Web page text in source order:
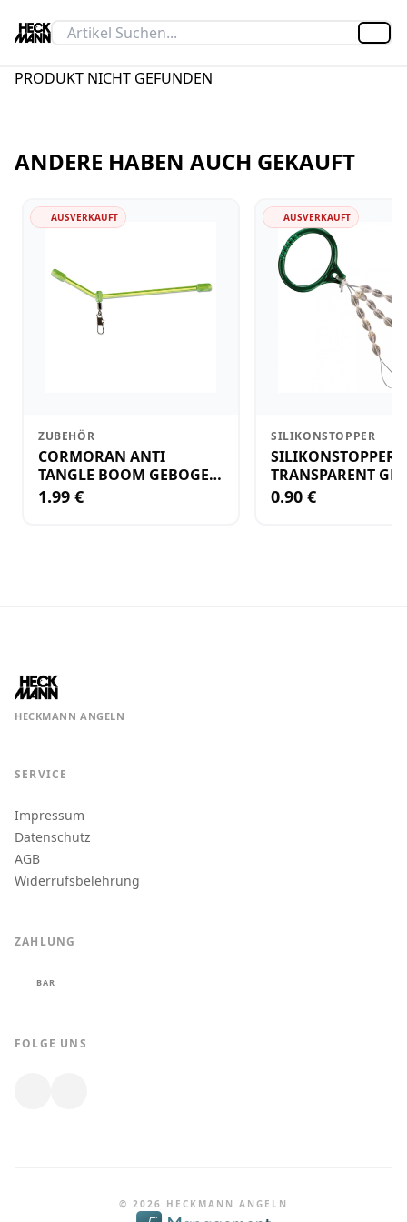
PRODUKT NICHT GEFUNDEN
ANDERE HABEN AUCH GEKAUFT
AUSVERKAUFT
ZUBEHÖR
CORMORAN ANTI
TANGLE BOOM GEBOGEN
12CM M.WIRBEL(PLASTIK)
1.99 €
AUSVERKAUFT
SILIKONSTOPPER
SILIKONSTOPPER
TRANSPARENT
KLEIN
0.90 €
HECKMANN ANGELN
SERVICE
Impressum
Datenschutz
AGB
Widerrufsbelehrung
ZAHLUNG
BAR
FOLGE UNS
© 2026 HECKMANN ANGELN